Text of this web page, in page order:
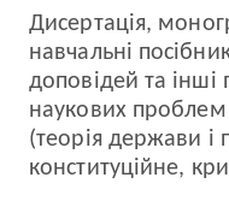
Дисертація,
навчальні
доповідей та інші
наукових проблем
(теорія держави
конституційне,